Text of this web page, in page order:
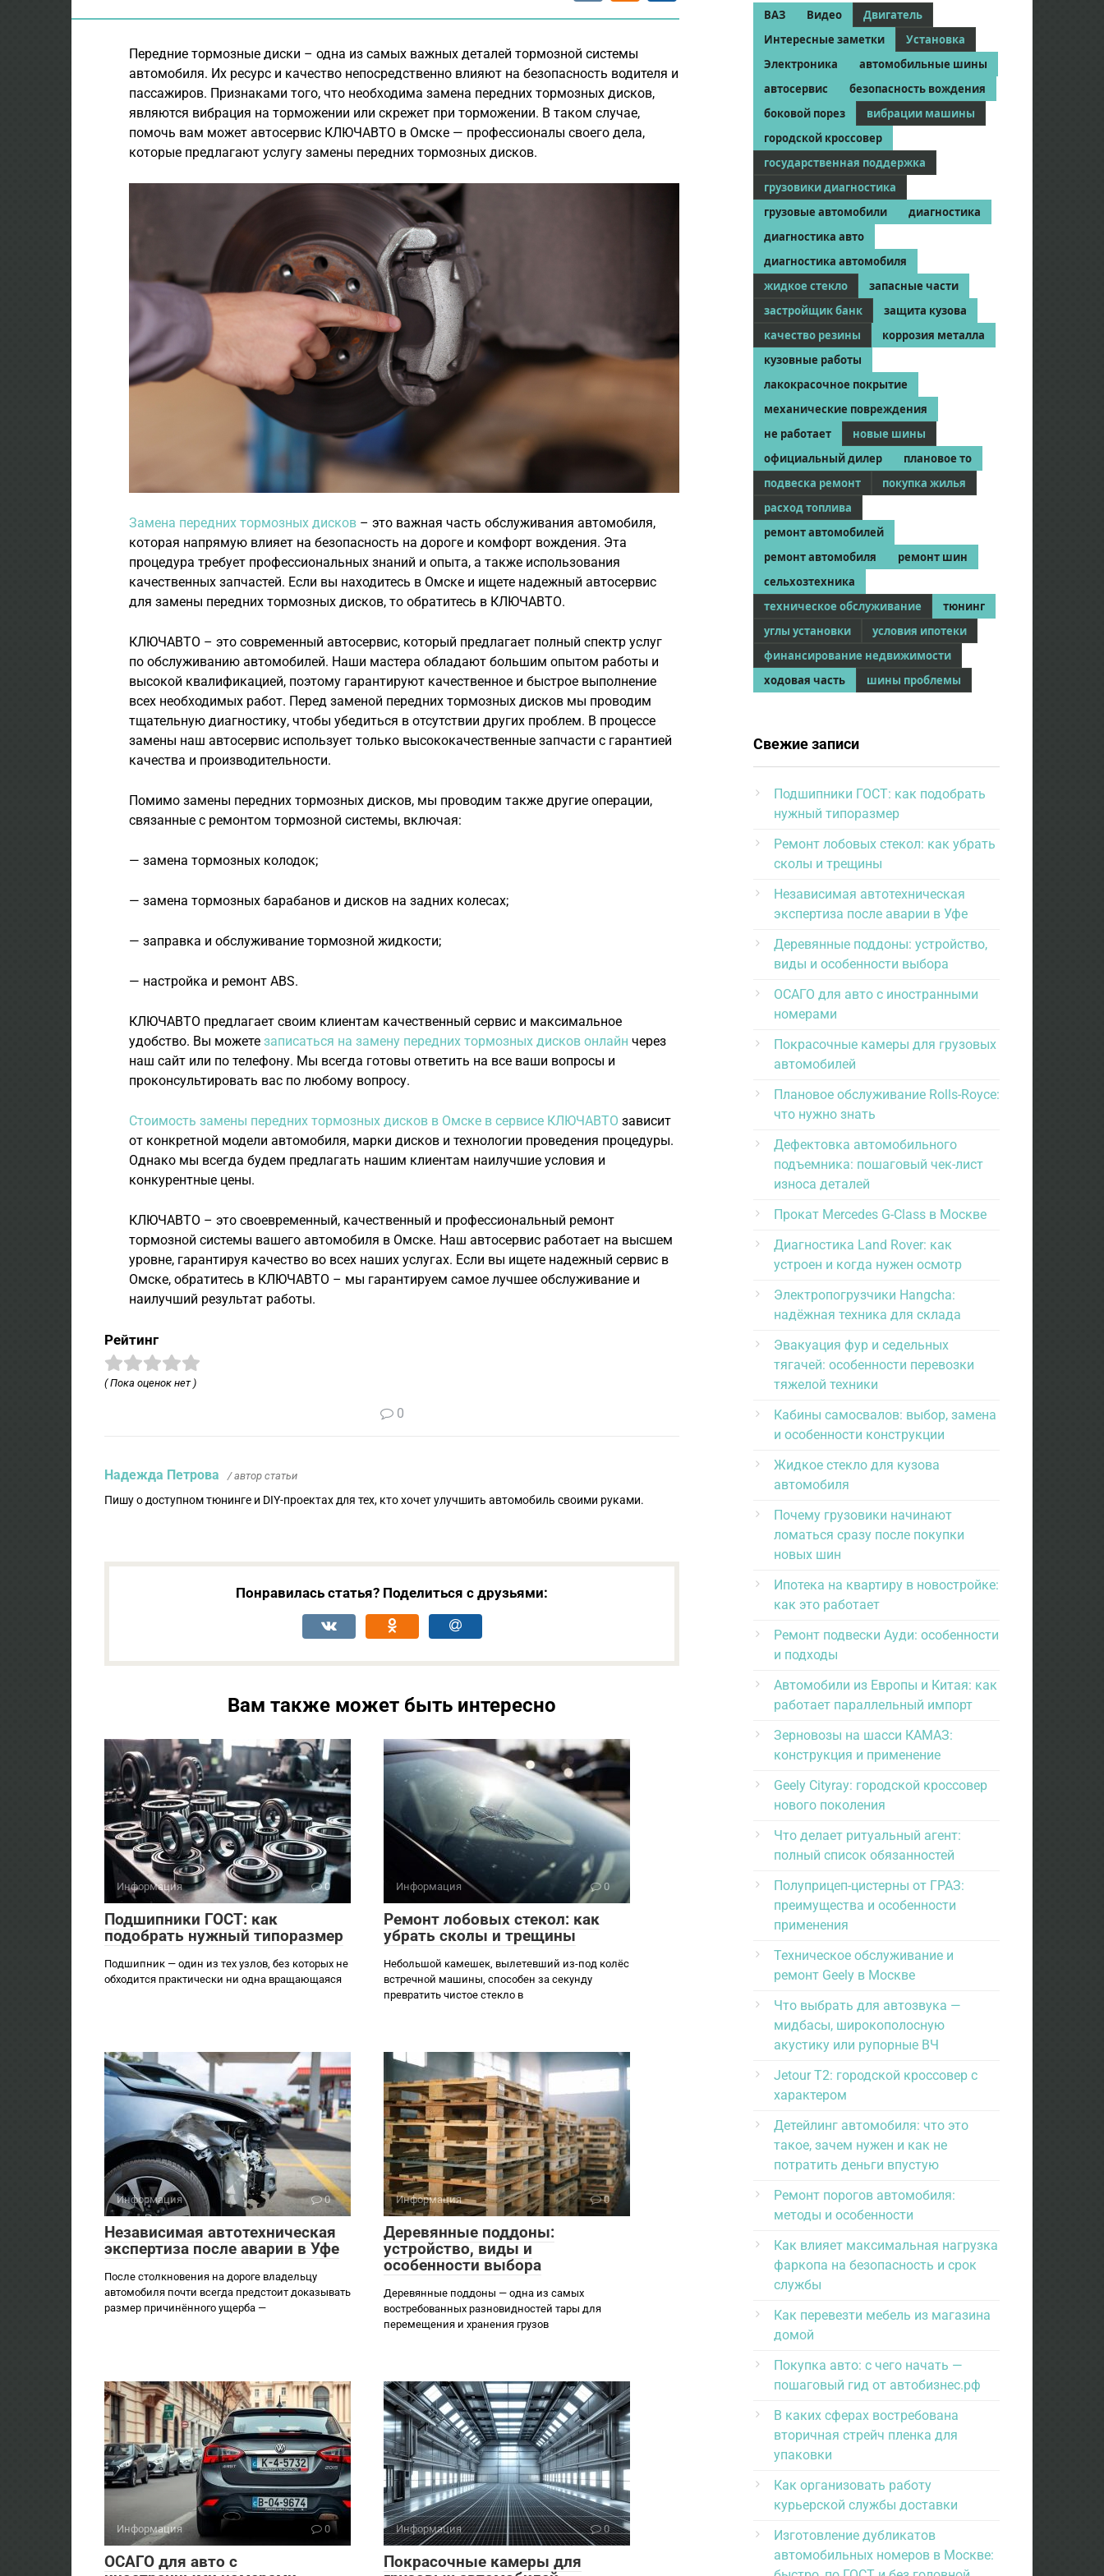
Передние тормозные диски – одна из самых важных деталей тормозной системы
автомобиля. Их ресурс и качество непосредственно влияют на безопасность водителя и
пассажиров. Признаками того, что необходима замена передних тормозных дисков,
являются вибрация на торможении или скрежет при торможении. В таком случае,
помочь вам может автосервис КЛЮЧАВТО в Омске — профессионалы своего дела,
которые предлагают услугу замены передних тормозных дисков.
Замена передних тормозных дисков – это важная часть обслуживания автомобиля,
которая напрямую влияет на безопасность на дороге и комфорт вождения. Эта
процедура требует профессиональных знаний и опыта, а также использования
качественных запчастей. Если вы находитесь в Омске и ищете надежный автосервис
для замены передних тормозных дисков, то обратитесь в КЛЮЧАВТО.
КЛЮЧАВТО – это современный автосервис, который предлагает полный спектр услуг
по обслуживанию автомобилей. Наши мастера обладают большим опытом работы и
высокой квалификацией, поэтому гарантируют качественное и быстрое выполнение
всех необходимых работ. Перед заменой передних тормозных дисков мы проводим
тщательную диагностику, чтобы убедиться в отсутствии других проблем. В процессе
замены наш автосервис использует только высококачественные запчасти с гарантией
качества и производительности.
Помимо замены передних тормозных дисков, мы проводим также другие операции,
связанные с ремонтом тормозной системы, включая:
— замена тормозных колодок;
— замена тормозных барабанов и дисков на задних колесах;
— заправка и обслуживание тормозной жидкости;
— настройка и ремонт ABS.
КЛЮЧАВТО предлагает своим клиентам качественный сервис и максимальное
удобство. Вы можете записаться на замену передних тормозных дисков онлайн через
наш сайт или по телефону. Мы всегда готовы ответить на все ваши вопросы и
проконсультировать вас по любому вопросу.
Стоимость замены передних тормозных дисков в Омске в сервисе КЛЮЧАВТО зависит
от конкретной модели автомобиля, марки дисков и технологии проведения процедуры.
Однако мы всегда будем предлагать нашим клиентам наилучшие условия и
конкурентные цены.
КЛЮЧАВТО – это своевременный, качественный и профессиональный ремонт
тормозной системы вашего автомобиля в Омске. Наш автосервис работает на высшем
уровне, гарантируя качество во всех наших услугах. Если вы ищете надежный сервис в
Омске, обратитесь в КЛЮЧАВТО – мы гарантируем самое лучшее обслуживание и
наилучший результат работы.
Рейтинг
( Пока оценок нет )
0
Надежда Петрова / автор статьи
Пишу о доступном тюнинге и DIY-проектах для тех, кто хочет улучшить автомобиль своими руками.
Понравилась статья? Поделиться с друзьями:
Вам также может быть интересно
Информация 0
Подшипники ГОСТ: как
подобрать нужный типоразмер
Подшипник — один из тех узлов, без которых не
обходится практически ни одна вращающаяся
Информация 0
Ремонт лобовых стекол: как
убрать сколы и трещины
Небольшой камешек, вылетевший из-под колёс
встречной машины, способен за секунду
превратить чистое стекло в
Информация 0
Независимая автотехническая
экспертиза после аварии в Уфе
После столкновения на дороге владельцу
автомобиля почти всегда предстоит доказывать
размер причинённого ущерба —
Информация 0
Деревянные поддоны:
устройство, виды и
особенности выбора
Деревянные поддоны — одна из самых
востребованных разновидностей тары для
перемещения и хранения грузов
Информация 0
ОСАГО для авто с
Информация 0
Покрасочные камеры для
ВАЗ Видео
Двигатель
Интересные заметки
Установка
Электроника
автомобильные шины
автосервис
безопасность вождения
боковой порез
вибрации машины
городской кроссовер
государственная поддержка
грузовики диагностика
грузовые автомобили
диагностика
диагностика авто
диагностика автомобиля
жидкое стекло
запасные части
застройщик банк
защита кузова
качество резины
коррозия металла
кузовные работы
лакокрасочное покрытие
механические повреждения
не работает
новые шины
официальный дилер
плановое то
подвеска ремонт
покупка жилья
расход топлива
ремонт автомобилей
ремонт автомобиля
ремонт шин
сельхозтехника
техническое обслуживание
тюнинг
углы установки
условия ипотеки
финансирование недвижимости
ходовая часть
шины проблемы
Свежие записи
Подшипники ГОСТ: как подобрать
нужный типоразмер
Ремонт лобовых стекол: как убрать
сколы и трещины
Независимая автотехническая
экспертиза после аварии в Уфе
Деревянные поддоны: устройство,
виды и особенности выбора
ОСАГО для авто с иностранными
номерами
Покрасочные камеры для грузовых
автомобилей
Плановое обслуживание Rolls-Royce:
что нужно знать
Дефектовка автомобильного
подъемника: пошаговый чек-лист
износа деталей
Прокат Mercedes G-Class в Москве
Диагностика Land Rover: как
устроен и когда нужен осмотр
Электропогрузчики Hangcha:
надёжная техника для склада
Эвакуация фур и седельных
тягачей: особенности перевозки
тяжелой техники
Кабины самосвалов: выбор, замена
и особенности конструкции
Жидкое стекло для кузова
автомобиля
Почему грузовики начинают
ломаться сразу после покупки
новых шин
Ипотека на квартиру в новостройке:
как это работает
Ремонт подвески Ауди: особенности
и подходы
Автомобили из Европы и Китая: как
работает параллельный импорт
Зерновозы на шасси КАМАЗ:
конструкция и применение
Geely Cityray: городской кроссовер
нового поколения
Что делает ритуальный агент:
полный список обязанностей
Полуприцеп-цистерны от ГРАЗ:
преимущества и особенности
применения
Техническое обслуживание и
ремонт Geely в Москве
Что выбрать для автозвука —
мидбасы, широкополосную
акустику или рупорные ВЧ
Jetour T2: городской кроссовер с
характером
Детейлинг автомобиля: что это
такое, зачем нужен и как не
потратить деньги впустую
Ремонт порогов автомобиля:
методы и особенности
Как влияет максимальная нагрузка
фаркопа на безопасность и срок
службы
Как перевезти мебель из магазина
домой
Покупка авто: с чего начать —
пошаговый гид от автобизнес.рф
В каких сферах востребована
вторичная стрейч пленка для
упаковки
Как организовать работу
курьерской службы доставки
Изготовление дубликатов
автомобильных номеров в Москве: